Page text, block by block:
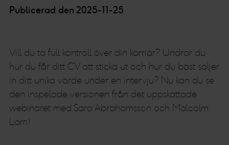
Publicerad den 2025-11-25
Vill du ta full kontroll över din karriär? Undrar du
hur du får ditt CV att sticka ut och hur du bäst säljer
in ditt unika värde under en intervju? Nu kan du se
den inspelade versionen från det uppskattade
webinaret med Sara Abrahamsson och Malcolm
Larri!